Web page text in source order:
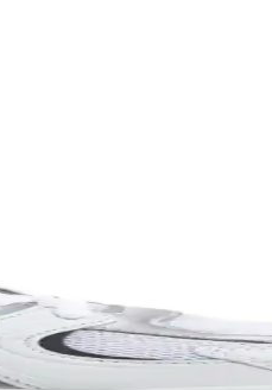
farklı tarzlara uyum sağlar.
özgürlüğü ve tarzı bir arada sağlar.